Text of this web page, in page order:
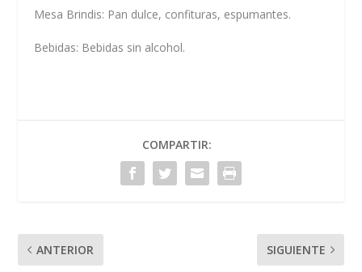
Mesa Brindis: Pan dulce, confituras, espumantes.
Bebidas: Bebidas sin alcohol.
COMPARTIR:
ANTERIOR SIGUIENTE